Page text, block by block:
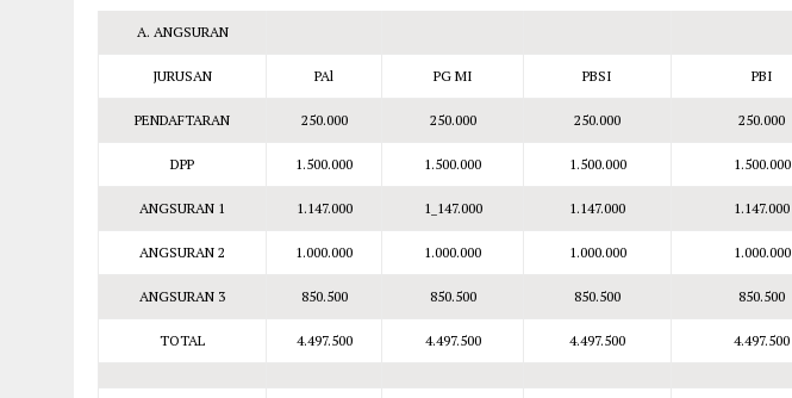
A. ANGSURAN
JURUSAN PAl PG MI PBSI PBI
PENDAFTARAN 250.000 250.000 250.000 250.000
DPP 1.500.000 1.500.000 1.500.000 1.500.000
ANGSURAN 1 1.147.000 1_147.000 1.147.000 1.147.000
ANGSURAN 2 1.000.000 1.000.000 1.000.000 1.000.000
ANGSURAN 3 850.500 850.500 850.500 850.500
TOTAL 4.497.500 4.497.500 4.497.500 4.497.500